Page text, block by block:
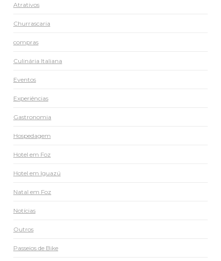
Atrativos
Churrascaria
compras
Culinária Italiana
Eventos
Experiências
Gastronomia
Hospedagem
Hotel em Foz
Hotel em Iguazú
Natal em Foz
Notícias
Outros
Passeios de Bike